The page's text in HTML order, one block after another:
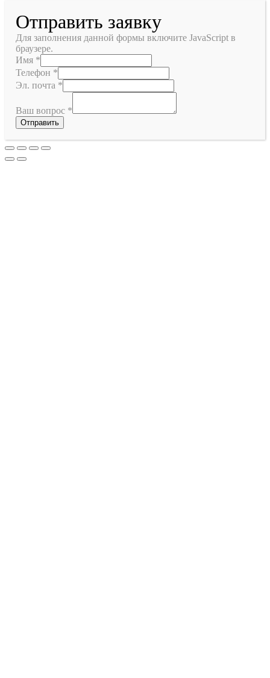
Отправить заявку
Для заполнения данной формы включите JavaScript в
браузере.
Имя *
Телефон *
Эл. почта *
Ваш вопрос *
Отправить